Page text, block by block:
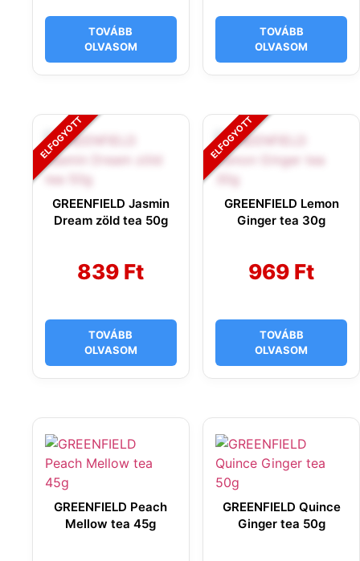
TOVÁBB
OLVASOM
TOVÁBB
OLVASOM
GREENFIELD Jasmin
Dream zöld tea 50g
839 Ft
TOVÁBB
OLVASOM
GREENFIELD Lemon
Ginger tea 30g
969 Ft
TOVÁBB
OLVASOM
GREENFIELD Peach
Mellow tea 45g
GREENFIELD Quince
Ginger tea 50g